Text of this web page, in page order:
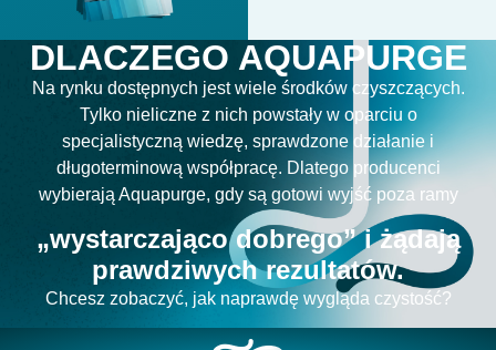
DLACZEGO AQUAPURGE
Na rynku dostępnych jest wiele środków czyszczących.
Tylko nieliczne z nich powstały w oparciu o
specjalistyczną wiedzę, sprawdzone działanie i
długoterminową współpracę. Dlatego producenci
wybierają Aquapurge, gdy są gotowi wyjść poza ramy
„wystarczająco dobrego” i żądają
prawdziwych rezultatów.
Chcesz zobaczyć, jak naprawdę wygląda czystość?